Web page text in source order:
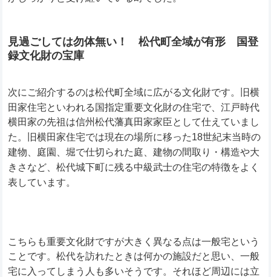
見過ごしては勿体無い！ 松代町全域が有形 国登
録文化財の宝庫
次にご紹介するのは松代町全域に広がる文化財です。旧横
田家住宅といわれる国指定重要文化財の住宅で、江戸時代
横田家の先祖は信州松代藩真田家家臣として仕えていまし
た。旧横田家住宅では現在の場所に移った18世紀末当時の
建物、庭園、堀で仕切られた庭、建物の間取り・構造や大
きさなど、松代城下町に残る中級武士の住宅の特徴をよく
表しています。
こちらも重要文化財ですが大きく異なる点は一般宅という
ことです。松代を訪れたときは何かの施設だと思い、一般
宅に入ってしまう人も多いそうです。 それほど周辺には立